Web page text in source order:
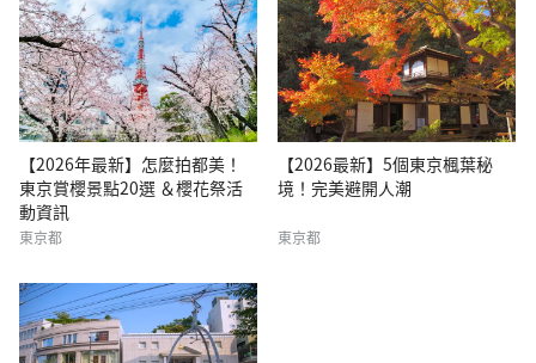
【2026年最新】怎麼拍都美！
東京賞櫻景點20選 ＆櫻花祭活
動資訊
東京都
【2026最新】5個東京楓葉秘
境！完美避開人潮
東京都